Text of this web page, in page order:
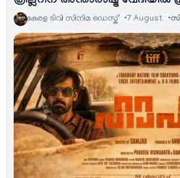
കേരള ടിവി സിനിമ ഡെസ്ക് 7 August